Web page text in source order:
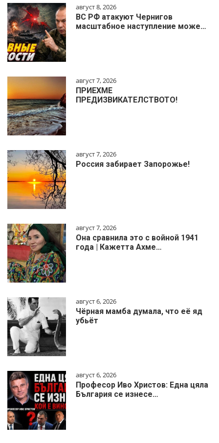
август 8, 2026
ВС РФ атакуют Чернигов
масштабное наступление може…
август 7, 2026
ПРИЕХМЕ
ПРЕДИЗВИКАТЕЛСТВОТО!
август 7, 2026
Россия забирает Запорожье!
август 7, 2026
Она сравнила это с войной 1941
года | Кажетта Ахме…
август 6, 2026
Чёрная мамба думала, что её яд
убьёт
август 6, 2026
Професор Иво Христов: Една цяла
България се изнесе…